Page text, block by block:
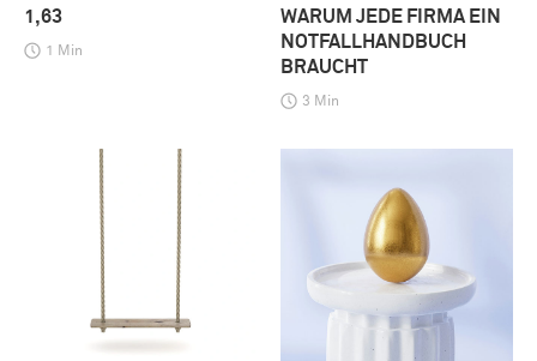
1,63
1 Min
WARUM JEDE FIRMA EIN
NOTFALLHANDBUCH
BRAUCHT
3 Min